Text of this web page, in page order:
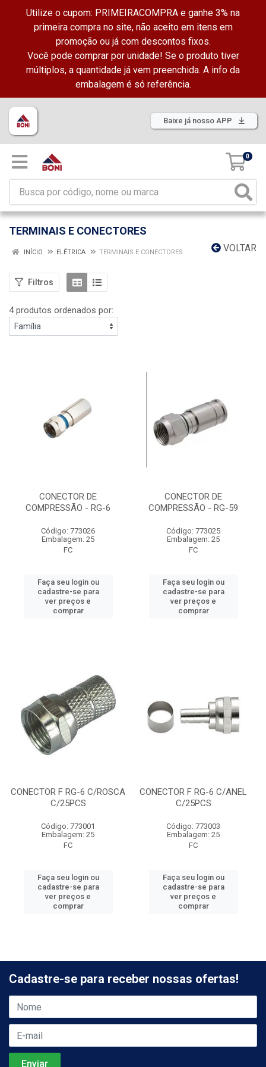
Utilize o cupom: PRIMEIRACOMPRA e ganhe 3% na
primeira compra no site, não aceito em itens em
promoção ou já com descontos fixos.
Você pode comprar por unidade! Se o produto tiver
múltiplos, a quantidade já vem preenchida. A info da
embalagem é só referência.
Baixe já nosso APP
0
TERMINAIS E CONECTORES
VOLTAR
INÍCIO ELÉTRICA TERMINAIS E CONECTORES
Filtros
4 produtos ordenados por:
CONECTOR DE
COMPRESSÃO - RG-6
Código: 773026
Embalagem: 25
FC
Faça seu login ou
cadastre-se para
ver preços e
comprar
CONECTOR DE
COMPRESSÃO - RG-59
Código: 773025
Embalagem: 25
FC
Faça seu login ou
cadastre-se para
ver preços e
comprar
CONECTOR F RG-6 C/ROSCA
C/25PCS
Código: 773001
Embalagem: 25
FC
Faça seu login ou
cadastre-se para
ver preços e
comprar
CONECTOR F RG-6 C/ANEL
C/25PCS
Código: 773003
Embalagem: 25
FC
Faça seu login ou
cadastre-se para
ver preços e
comprar
Cadastre-se para receber nossas ofertas!